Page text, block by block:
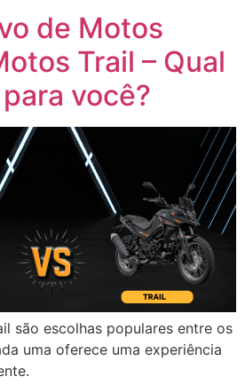
de Motos
Trail – Qual
você?
são escolhas populares entre os
uma oferece uma experiência